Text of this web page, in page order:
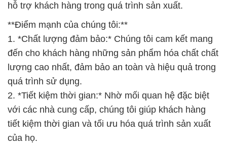
hỗ trợ khách hàng trong quá trình sản xuất.
**Điểm mạnh của chúng tôi:**
1. *Chất lượng đảm bảo:* Chúng tôi cam kết mang
đến cho khách hàng những sản phẩm hóa chất chất
lượng cao nhất, đảm bảo an toàn và hiệu quả trong
quá trình sử dụng.
2. *Tiết kiệm thời gian:* Nhờ mối quan hệ đặc biệt
với các nhà cung cấp, chúng tôi giúp khách hàng
tiết kiệm thời gian và tối ưu hóa quá trình sản xuất
của họ.